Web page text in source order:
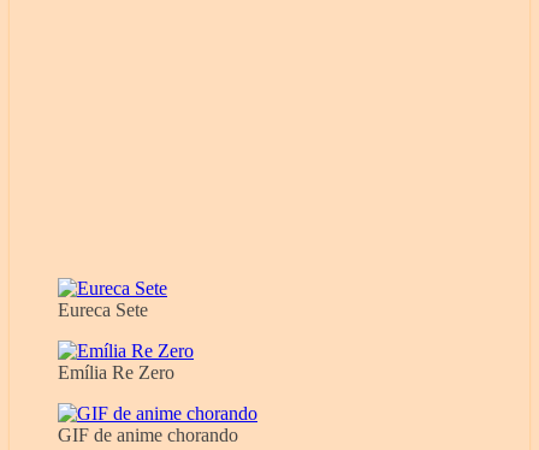
Eureca Sete
Emília Re Zero
GIF de anime chorando